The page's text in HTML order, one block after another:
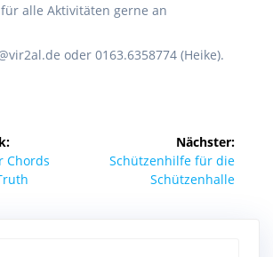
alle Aktivitäten gerne an
oder 0163.6358774 (Heike).
Chords
Nächster:
Nächster
Beitrag:
Schützenhilfe für die
Schützenhalle